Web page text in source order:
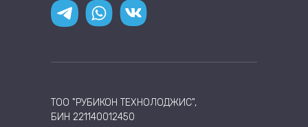
ТОО "РУБИКОН ТЕХНОЛОДЖИС",
БИН 221140012450